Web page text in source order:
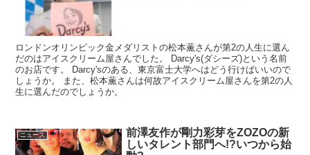
ロンドンオリンピック金メダリストの松本薫さんが第2の人生に選ん
だのはアイスクリーム屋さんでした。 Darcy's(ダシーズ)という名前
のお店です。 Darcy'sのある、東京富士大学へはどう行けばいいので
しょうか。 また、松本薫さんは何故アイスクリーム屋さんを第2の人
生に選んだのでしょうか。
ニュース
前澤友作が剛力彩芽をZOZOの新
しいタレント部門へ!?いつから始